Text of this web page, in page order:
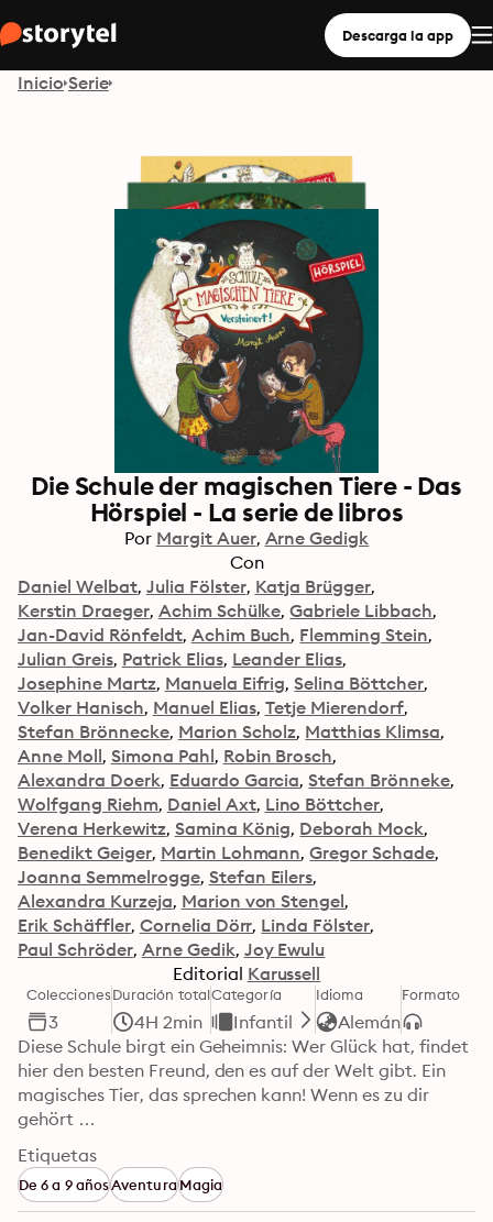
Descarga la app
Inicio Serie
Die Schule der magischen Tiere - Das
Hörspiel - La serie de libros
Por Margit Auer Arne Gedigk
Con
Daniel Welbat Julia Fölster Katja Brügger
Kerstin Draeger Achim Schülke Gabriele Libbach
Jan-David Rönfeldt Achim Buch Flemming Stein
Julian Greis Patrick Elias Leander Elias
Josephine Martz Manuela Eifrig Selina Böttcher
Volker Hanisch Manuel Elias Tetje Mierendorf
Stefan Brönnecke Marion Scholz Matthias Klimsa
Anne Moll Simona Pahl Robin Brosch
Alexandra Doerk Eduardo Garcia Stefan Brönneke
Wolfgang Riehm Daniel Axt Lino Böttcher
Verena Herkewitz Samina König Deborah Mock
Benedikt Geiger Martin Lohmann Gregor Schade
Joanna Semmelrogge Stefan Eilers
Alexandra Kurzeja Marion von Stengel
Erik Schäffler Cornelia Dörr Linda Fölster
Paul Schröder Arne Gedik Joy Ewulu
Editorial Karussell
Colecciones
3
Duración total
4H 2min
Categoría
Infantil
Idioma
Alemán
Formato
Diese Schule birgt ein Geheimnis: Wer Glück hat, findet
hier den besten Freund, den es auf der Welt gibt. Ein
magisches Tier, das sprechen kann! Wenn es zu dir
gehört …
Etiquetas
De 6 a 9 añosAventuraMagia